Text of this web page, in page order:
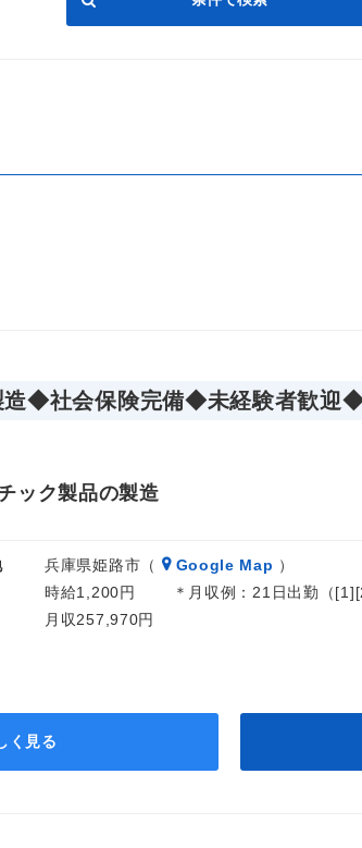
造◆社会保険完備◆未経験者歓迎
ック製品の製造
兵庫県姫路市（ Google Map ）
時給1,200円 ＊月収例：21日出勤（
月収257,970円
く見る